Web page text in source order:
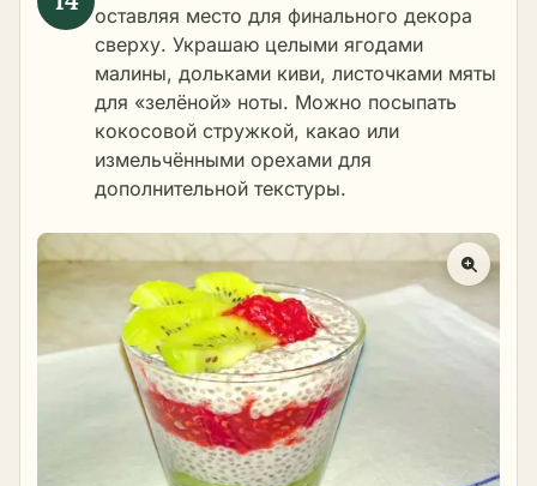
оставляя место для финального декора
сверху. Украшаю целыми ягодами
малины, дольками киви, листочками мяты
для «зелёной» ноты. Можно посыпать
кокосовой стружкой, какао или
измельчёнными орехами для
дополнительной текстуры.